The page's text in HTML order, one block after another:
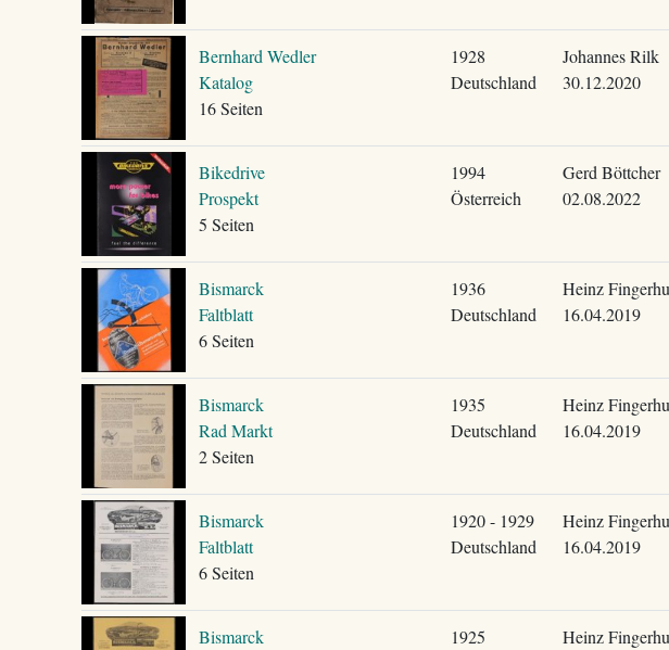
Bernhard Wedler
Katalog
16 Seiten
1928
Deutschland
Johannes Rilk
30.12.2020
Bikedrive
Prospekt
5 Seiten
1994
Österreich
Gerd Böttcher
02.08.2022
Bismarck
Faltblatt
6 Seiten
1936
Deutschland
Heinz
16.04.2019
Bismarck
Rad Markt
2 Seiten
1935
Deutschland
Heinz
16.04.2019
Bismarck
Faltblatt
6 Seiten
1920 - 1929
Deutschland
Heinz
16.04.2019
Bismarck
1925
Heinz